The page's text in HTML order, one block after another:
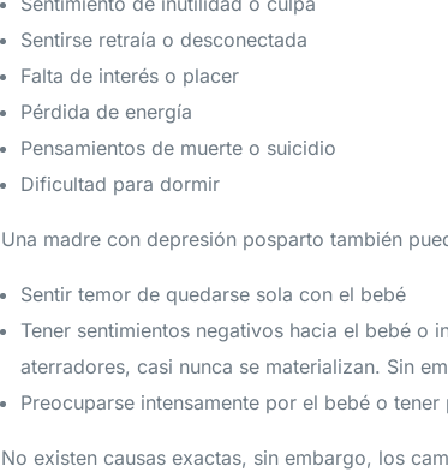
Sentirse retraía o desconectada
Falta de interés o placer
Pérdida de energía
Pensamientos de muerte o suicidio
Dificultad para dormir
Una madre con depresión posparto también
Sentir temor de quedarse sola con el bebé
Tener sentimientos negativos hacia el bebé o
aterradores, casi nunca se materializan. Sin
Preocuparse intensamente por el bebé o
No existen causas exactas, sin embargo, los